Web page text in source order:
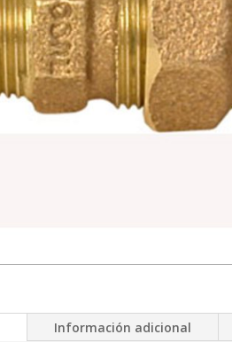
Información adicional